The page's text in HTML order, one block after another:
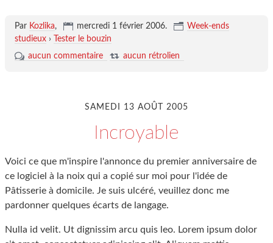
Par Kozlika, mercredi 1 février 2006.
Week-ends
studieux›
Tester le bouzin
aucun commentaire
aucun rétrolien
SAMEDI 13 AOÛT 2005
Incroyable
Voici ce que m'inspire l'annonce du premier anniversaire de
ce logiciel à la noix qui a copié sur moi pour l'idée de
Pâtisserie à domicile. Je suis ulcéré, veuillez donc me
pardonner quelques écarts de langage.
Nulla id velit. Ut dignissim arcu quis leo. Lorem ipsum dolor